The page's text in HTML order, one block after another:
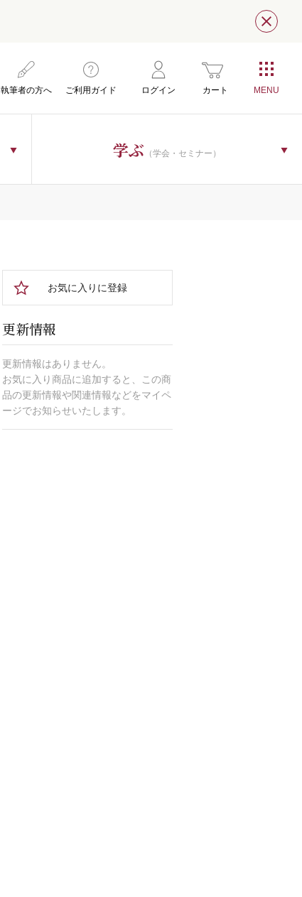
閉じ
執筆者の方へ ご利用ガイド ログイン カート
学ぶ （学会・セミナー）
お気に入りに登録
更新情報
更新情報はありません。
お気に入り商品に追加すると、この商
品の更新情報や関連情報などをマイペ
ージでお知らせいたします。